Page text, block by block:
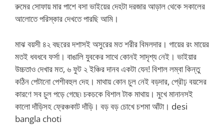
রুমের সোফায় মার পাশে বসা ভাইয়ের দেহটা দরজার আড়াল থেকে সকালের
আলোতে পরিস্কার দেখতে পারছি আমি।
মাঝ বয়সী ৪২ বছরের দশাসই অসুরের মত শরীর বিমলদার। গায়ের রং মায়ের
মতই ধবধবে ফর্সা। বাঙালি যুবকের সাথে কোনই সাদৃশ্য নেই। ভাইয়ার
উচ্চতাও দেখার মত, ৬ ফুট ২ ইঞ্চির দানব একটা যেন! বিশাল লম্বা কিন্তু
কঠিন পেটানো পেশীবহুল দেহ। মাথায় কোন চুল নেই বড়দার, প্রৌঢ় বয়সের
কারণে সব চুল পড়ে গেছে৷ চকচকে বিশাল টাক মাথায়। মুখে মানানসই
কালো দাঁড়িসহ ফ্রেঞ্চকাট দাঁড়ি। বড় বড় চোখে চশমা আঁটা। desi
bangla choti